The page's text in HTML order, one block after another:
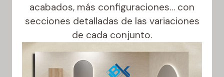
acabados, más configuraciones… con
secciones detalladas de las variaciones
de cada conjunto.